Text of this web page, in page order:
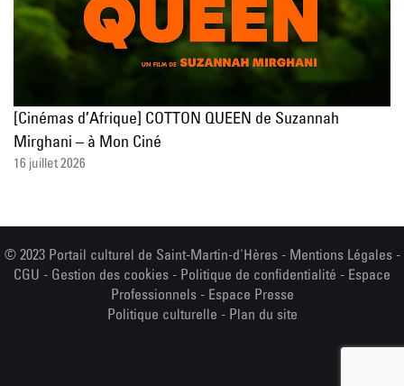
[Cinémas d’Afrique] COTTON QUEEN de Suzannah
Mirghani – à Mon Ciné
16 juillet 2026
© 2023 Portail culturel de Saint-Martin-d'Hères - Mentions Légales-
CGU - Gestion des cookies - Politique de confidentialité - Espace
Professionnels- Espace Presse
Politique culturelle - Plan du site